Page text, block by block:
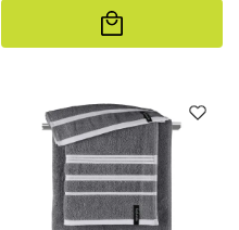
Προσθήκη
καλάθι